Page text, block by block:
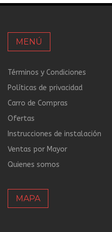
MENÚ
Términos y Condiciones
Políticas de privacidad
Carro de Compras
Ofertas
Instrucciones de instalación
Ventas por Mayor
Quienes somos
MAPA